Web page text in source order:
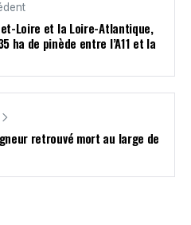
Loire et la Loire-Atlantique,
ha de pinède entre l’A11 et la
retrouvé mort au large de